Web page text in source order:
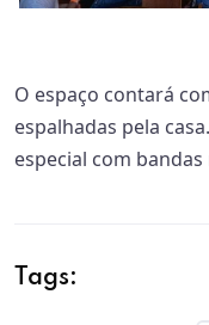
O espaço contará
espalhadas pela
especial com
Tags: